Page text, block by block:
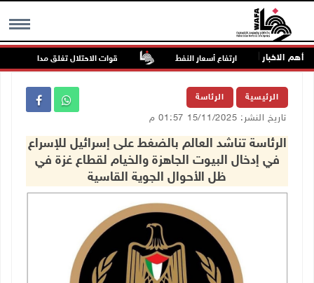
MENU أهم الاخبار ارتفاع أسعار النفط قوات الاحتلال تغلق مداخل يعبد
الرئيسية الرئاسة
تاريخ النشر: 15/11/2025 01:57 م
الرئاسة تناشد العالم بالضغط على إسرائيل للإسراع
في إدخال البيوت الجاهزة والخيام لقطاع غزة في
ظل الأحوال الجوية القاسية